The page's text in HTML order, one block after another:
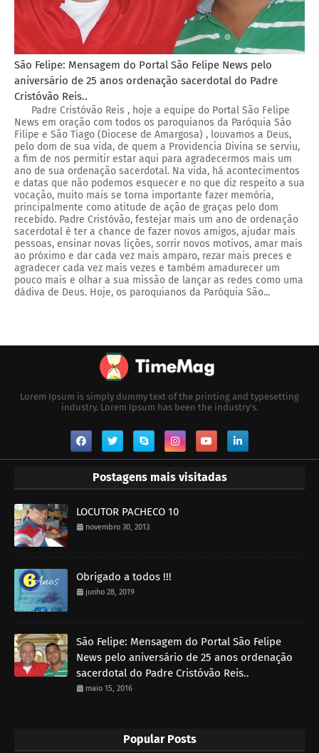
São Felipe: Mensagem do Portal São Felipe News pelo
aniversário de 25 anos ordenação sacerdotal do Padre
Cristóvão Reis..
Padre Cristóvão Reis , hoje a equipe do Portal São Felipe
News em oração com todos os paroquianos da Paróquia São
Filipe e São Tiago (Diocese de Amargosa) , louvamos a Deus,
pelo dom de sua vida, de quem a Providencia Divina se serviu,
a fim de nos permitir estar aqui para agradecermos mais um
ano de sua ordenação sacerdotal. Na vida, há acontecimentos
e datas que não podemos esquecer e no que diz respeito a sua
vocação, muito mais se torna importante fazer memória,
principalmente como atitude de ação de graças pelo dom
recebido. Padre Cristóvão, festejar mais um ano de ordenação
sacerdotal é ter a chance de fazer novos amigos, ajudar mais
pessoas, ensinar novas lições, sorrir novos motivos, amar mais
ao próximo e dar cada vez mais amparo, rezar mais preces e
agradecer cada vez mais vezes e também amadurecer um
pouco mais e olhar a sua missão de lançar as redes como uma
dádiva de Deus. Hoje, os paroquianos da Paróquia São...
Lorem Ipsum is simply dummy text of the printing and typesetting
industry. Lorem Ipsum has been the industry's.
Postagens mais visitadas
LOCUTOR PACHECO 10
novembro 30, 2013
Obrigado a todos !!!
junho 28, 2019
São Felipe: Mensagem do Portal São Felipe
News pelo aniversário de 25 anos ordenação
sacerdotal do Padre Cristóvão Reis..
maio 15, 2016
Popular Posts